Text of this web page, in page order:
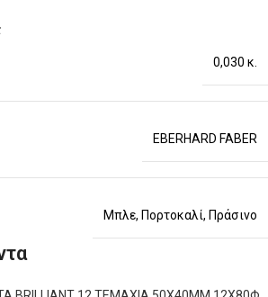
0,030 κ.
EBERHARD FABER
Μπλε, Πορτοκαλί, Πράσινο